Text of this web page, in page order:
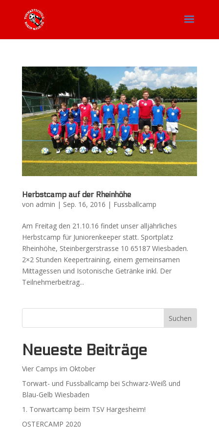
Herbstcamp auf der Rheinhöhe
von admin | Sep. 16, 2016 | Fussballcamp
Am Freitag den 21.10.16 findet unser alljährliches
Herbstcamp für Juniorenkeeper statt. Sportplatz
Rheinhöhe, Steinbergerstrasse 10 65187 Wiesbaden.
2×2 Stunden Keepertraining, einem gemeinsamen
Mittagessen und Isotonische Getränke inkl. Der
Teilnehmerbeitrag...
Neueste Beiträge
Vier Camps im Oktober
Torwart- und Fussballcamp bei Schwarz-Weiß und
Blau-Gelb Wiesbaden
1. Torwartcamp beim TSV Hargesheim!
OSTERCAMP 2020